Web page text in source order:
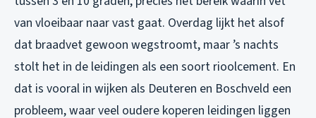
van vloeibaar naar vast gaat. Overdag lijkt het alsof
dat braadvet gewoon wegstroomt, maar ’s nachts
stolt het in de leidingen als een soort rioolcement. En
dat is vooral in wijken als Deuteren en Boschveld een
probleem, waar veel oudere koperen leidingen liggen